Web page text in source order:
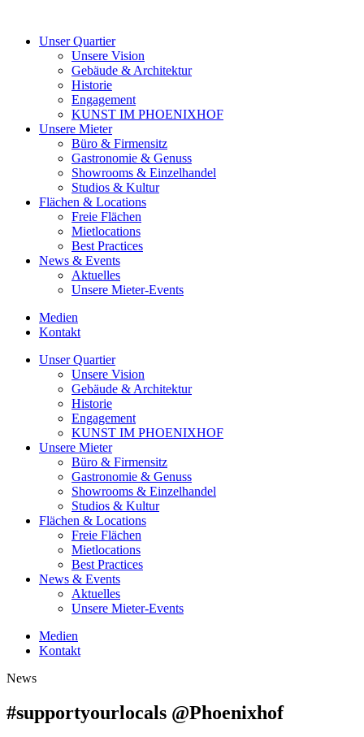
Unser Quartier
Unsere Vision
Gebäude & Architektur
Historie
Engagement
KUNST IM PHOENIXHOF
Unsere Mieter
Büro & Firmensitz
Gastronomie & Genuss
Showrooms & Einzelhandel
Studios & Kultur
Flächen & Locations
Freie Flächen
Mietlocations
Best Practices
News & Events
Aktuelles
Unsere Mieter-Events
Medien
Kontakt
Unser Quartier
Unsere Vision
Gebäude & Architektur
Historie
Engagement
KUNST IM PHOENIXHOF
Unsere Mieter
Büro & Firmensitz
Gastronomie & Genuss
Showrooms & Einzelhandel
Studios & Kultur
Flächen & Locations
Freie Flächen
Mietlocations
Best Practices
News & Events
Aktuelles
Unsere Mieter-Events
Medien
Kontakt
News
#supportyourlocals @Phoenixhof